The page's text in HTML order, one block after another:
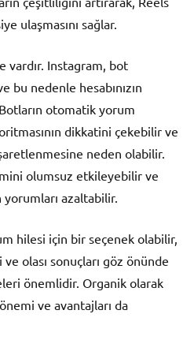
ulaşmasını sağlar.
vardır. Instagram, bot
bu nedenle hesabınızın
Botların otomatik yorum
dikkatini çekebilir ve
neden olabilir.
olumsuz etkileyebilir ve
azaltabilir.
hilesi için bir seçenek olabilir,
ve olası sonuçları göz önünde
önemlidir. Organik olarak
ve avantajları da